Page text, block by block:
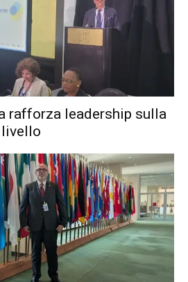
rafforza leadership sulla